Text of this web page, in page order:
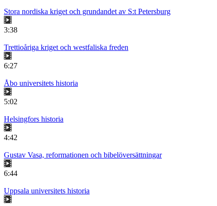
Stora nordiska kriget och grundandet av S:t Petersburg
3:38
Trettioåriga kriget och westfaliska freden
6:27
Åbo universitets historia
5:02
Helsingfors historia
4:42
Gustav Vasa, reformationen och bibelöversättningar
6:44
Uppsala universitets historia